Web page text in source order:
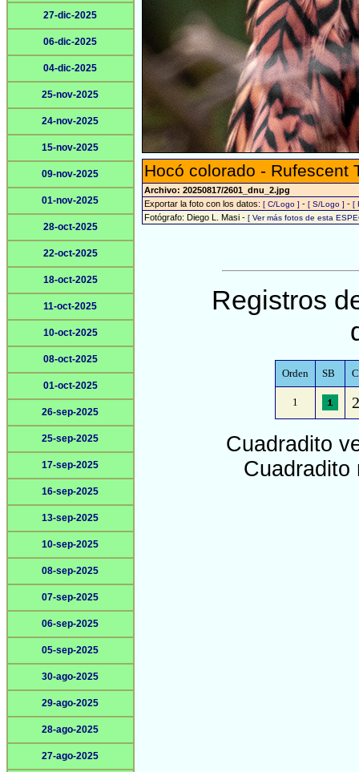
27-dic-2025
06-dic-2025
04-dic-2025
25-nov-2025
24-nov-2025
15-nov-2025
09-nov-2025
01-nov-2025
28-oct-2025
22-oct-2025
18-oct-2025
11-oct-2025
10-oct-2025
08-oct-2025
01-oct-2025
26-sep-2025
25-sep-2025
17-sep-2025
16-sep-2025
13-sep-2025
10-sep-2025
08-sep-2025
07-sep-2025
06-sep-2025
05-sep-2025
30-ago-2025
29-ago-2025
28-ago-2025
27-ago-2025
Hocó colorado - Rufescent
Archivo: 20250817/2601_dnu_2.jpg
Exportar la foto con los datos: [ C/Logo ] - [ S/Logo ] - [
Fotógrafo: Diego L. Masi - [ Ver más fotos de esta
Registros
Orden SB
1
Cuadradito
Cuadradito